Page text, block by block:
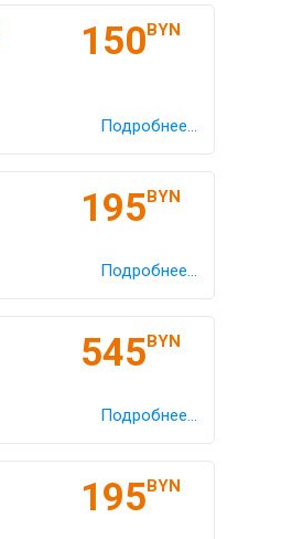
150BYN
Подробнее...
195BYN
Подробнее...
545BYN
Подробнее...
195BYN